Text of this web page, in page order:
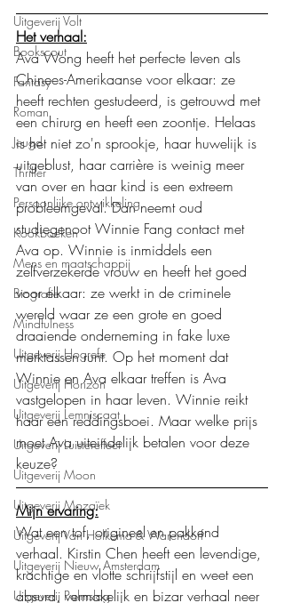
Uitgeverij Volt
Bookscout
Fantasy
Roman
Jeugd
Thriller
Persoonlijke ontwikkeling
Kookboeken
Mens en maatschappij
Biografie
Mindfulness
Uitgeverij Hogrefe
Uitgeverij Horizon
Uitgeverij Lemniscaat
Uitgeverij Luistereffect
Uitgeverij Moon
Uitgeverij Mozaïek
Uitgeverij Van Holkema & Warendorf
Uitgeverij Nieuw Amsterdam
Uitgeverij Palmslag
Het verhaal:
Ava Wong heeft het perfecte leven als
Chinees-Amerikaanse voor elkaar: ze
heeft rechten gestudeerd, is getrouwd met
een chirurg en heeft een zoontje. Helaas
is het niet zo'n sprookje, haar huwelijk is
uitgeblust, haar carrière is weinig meer
van over en haar kind is een extreem
probleemgeval. Dan neemt oud
studiegenoot Winnie Fang contact met
Ava op. Winnie is inmiddels een
zelfverzekerde vrouw en heeft het goed
voor elkaar: ze werkt in de criminele
wereld waar ze een grote en goed
draaiende onderneming in fake luxe
merktassen runt. Op het moment dat
Winnie en Ava elkaar treffen is Ava
vastgelopen in haar leven. Winnie reikt
haar een reddingsboei. Maar welke prijs
moet Ava uiteindelijk betalen voor deze
keuze?
Mijn ervaring:
Wat een tof, origineel en pakkend
verhaal. Kirstin Chen heeft een levendige,
krachtige en vlotte schrijfstijl en weet een
absurd, vermakelijk en bizar verhaal neer